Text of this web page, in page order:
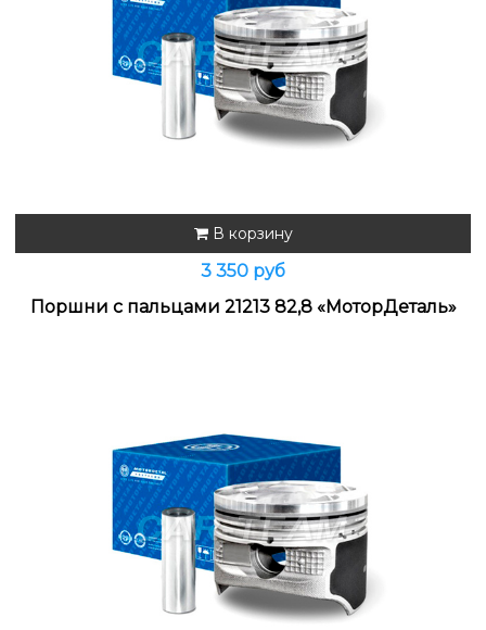
В корзину
3 350 руб
Поршни с пальцами 21213 82,8 «МоторДеталь»